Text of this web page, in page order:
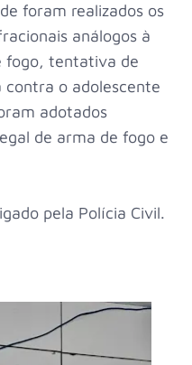
foram realizados os
análogos à
fogo, tentativa de
contra o adolescente
adotados
de arma de fogo e
pela Polícia Civil.